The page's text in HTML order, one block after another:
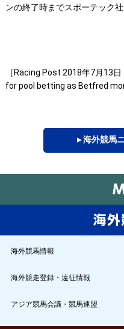
ンの終了時までスポーテック
［Racing Post 2018年7月13
for pool betting as Betfred
▸ 海外競馬
海外競馬情報
海外競走登録・遠征情報
アジア競馬会議・競馬連盟